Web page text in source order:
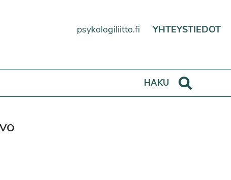
psykologiliitto.fi
YHTEYSTIEDOT
HAKU